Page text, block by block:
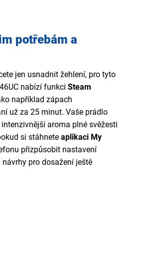
potřebám a
jen usnadnit žehlení, pro tyto
nabízí funkci Steam
například zápach
už za 25 minut. Vaše prádlo
aroma plné svěžesti
si stáhnete aplikaci My
přizpůsobit nastavení
pro dosažení ještě